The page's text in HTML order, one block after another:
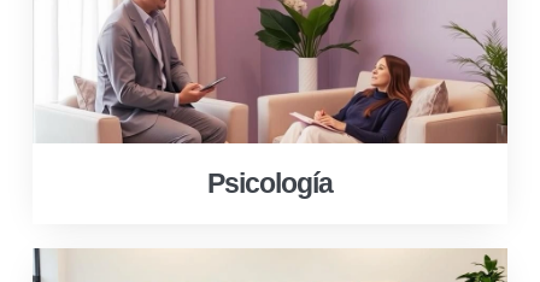
Psicología